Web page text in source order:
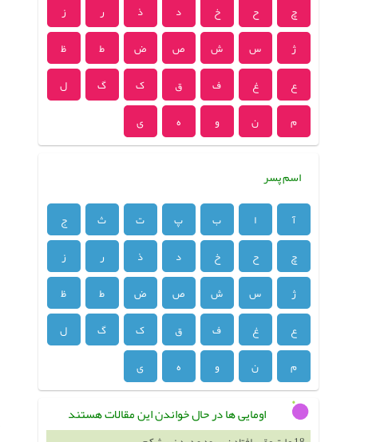
چ
ح خ د ذ ر
ز
ژ
س ش ص ض ط
ظ
ع
غ ف ق ک گ
ل
م
ن و ه ی
اسم پسر
آ ا ب پ ت ث
ج
چ
ح خ د ذ ر
ز
ژ
س ش ص ض ط
ظ
ع
غ ف ق ک گ
ل
م
ن و ه ی
اومایی ها در حال خواندن این مقالات هستند